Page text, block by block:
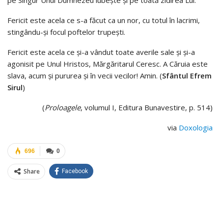
Fericit este acela ce s-a făcut ca un nor, cu totul în lacrimi,
stingându-şi focul poftelor trupeşti.
Fericit este acela ce şi-a vândut toate averile sale şi şi-a
agonisit pe Unul Hristos, Mărgăritarul Ceresc. A Căruia este
slava, acum şi pururea şi în vecii vecilor! Amin. (Sfântul Efrem
Sirul)
(Proloagele, volumul I, Editura Bunavestire, p. 514)
via Doxologia
0
696
Share Facebook